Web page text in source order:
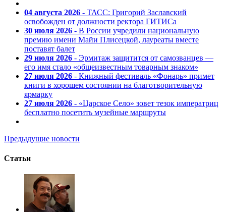
04 августа 2026 - ТАСС: Григорий Заславский
освобожден от должности ректора ГИТИСа
30 июля 2026 - В России учредили национальную
премию имени Майи Плисецкой, лауреаты вместе
поставят балет
29 июля 2026 - Эрмитаж защитится от самозванцев —
его имя стало «общеизвестным товарным знаком»
27 июля 2026 - Книжный фестиваль «Фонарь» примет
книги в хорошем состоянии на благотворительную
ярмарку
27 июля 2026 - «Царское Село» зовет тезок императриц
бесплатно посетить музейные маршруты
Предыдущие новости
Статьи